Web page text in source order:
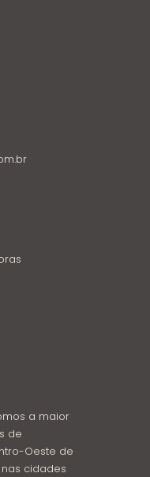
a maior
de
Oeste de
nas cidades